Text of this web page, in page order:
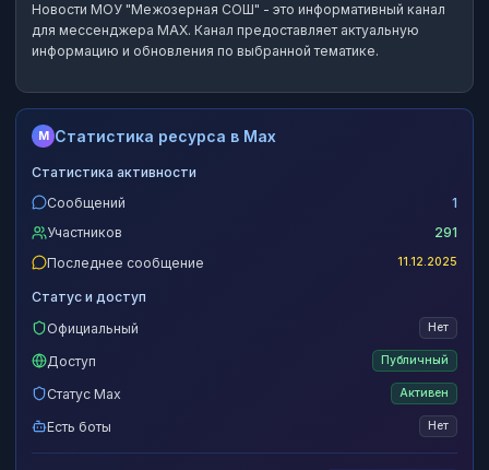
Новости МОУ "Межозерная СОШ" - это информативный канал
для мессенджера MAX. Канал предоставляет актуальную
информацию и обновления по выбранной тематике.
M Статистика ресурса в Max
Статистика активности
Сообщений
1
Участников
291
Последнее сообщение
11.12.2025
Статус и доступ
Официальный
Нет
Доступ Публичный
Статус Max Активен
Есть боты Нет